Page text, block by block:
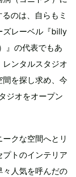
のは、自らもミ
ズレーベル『billy
』の代表でもあ
ンタルスタジオ
を探し求め、今
ジオをオープン
クな空間へとリ
プトのインテリア
々人気を呼んだの